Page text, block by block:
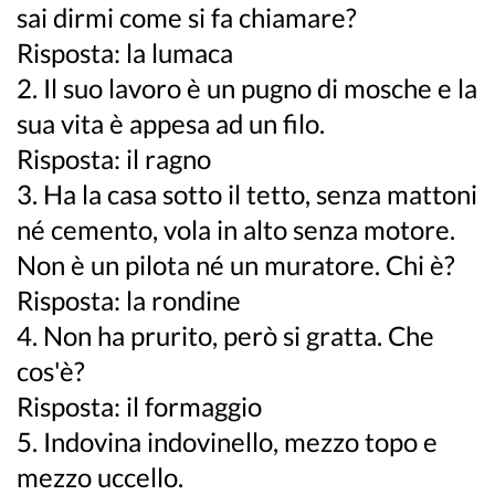
sai dirmi come si fa chiamare?
Risposta: la lumaca
2. Il suo lavoro è un pugno di mosche e la
sua vita è appesa ad un filo.
Risposta: il ragno
3. Ha la casa sotto il tetto, senza mattoni
né cemento, vola in alto senza motore.
Non è un pilota né un muratore. Chi è?
Risposta: la rondine
4. Non ha prurito, però si gratta. Che
cos'è?
Risposta: il formaggio
5. Indovina indovinello, mezzo topo e
mezzo uccello.